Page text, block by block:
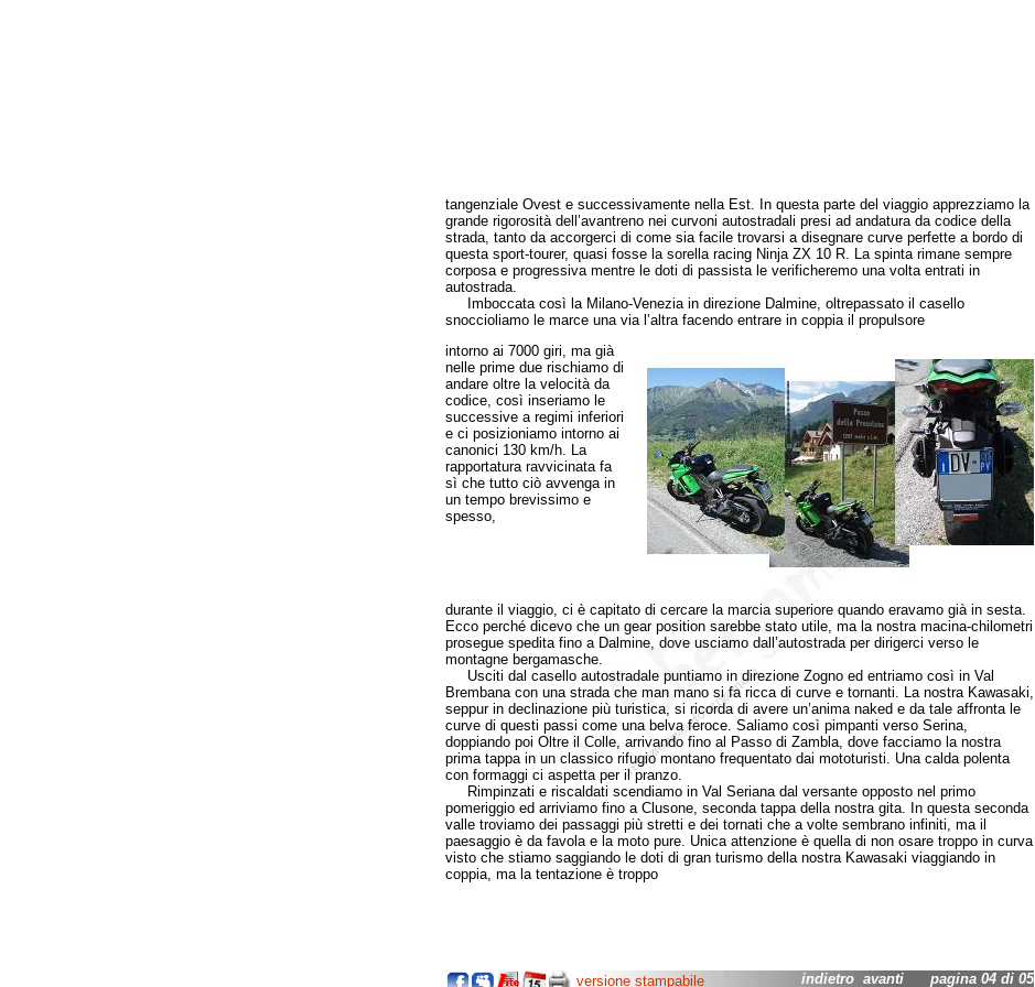
tangenziale Ovest e successivamente nella Est. In questa parte del viaggio apprezziamo la
grande rigorosità dell’avantreno nei curvoni autostradali presi ad andatura da codice della
strada, tanto da accorgerci di come sia facile trovarsi a disegnare curve perfette a bordo di
questa sport-tourer, quasi fosse la sorella racing Ninja ZX 10 R. La spinta rimane sempre
corposa e progressiva mentre le doti di passista le verificheremo una volta entrati in
autostrada.
Imboccata così la Milano-Venezia in direzione Dalmine, oltrepassato il casello
snoccioliamo le marce una via l’altra facendo entrare in coppia il propulsore
intorno ai 7000 giri, ma già
nelle prime due rischiamo di
andare oltre la velocità da
codice, così inseriamo le
successive a regimi inferiori
e ci posizioniamo intorno ai
canonici 130 km/h. La
rapportatura ravvicinata fa
sì che tutto ciò avvenga in
un tempo brevissimo e
spesso,
durante il viaggio, ci è capitato di cercare la marcia superiore quando eravamo già in sesta.
Ecco perché dicevo che un gear position sarebbe stato utile, ma la nostra macina-chilometri
prosegue spedita fino a Dalmine, dove usciamo dall’autostrada per dirigerci verso le
montagne bergamasche.
Usciti dal casello autostradale puntiamo in direzione Zogno ed entriamo così in Val
Brembana con una strada che man mano si fa ricca di curve e tornanti. La nostra Kawasaki,
seppur in declinazione più turistica, si ricorda di avere un’anima naked e da tale affronta le
curve di questi passi come una belva feroce. Saliamo così pimpanti verso Serina,
doppiando poi Oltre il Colle, arrivando fino al Passo di Zambla, dove facciamo la nostra
prima tappa in un classico rifugio montano frequentato dai mototuristi. Una calda polenta
con formaggi ci aspetta per il pranzo.
Rimpinzati e riscaldati scendiamo in Val Seriana dal versante opposto nel primo
pomeriggio ed arriviamo fino a Clusone, seconda tappa della nostra gita. In questa seconda
valle troviamo dei passaggi più stretti e dei tornati che a volte sembrano infiniti, ma il
paesaggio è da favola e la moto pure. Unica attenzione è quella di non osare troppo in curva
visto che stiamo saggiando le doti di gran turismo della nostra Kawasaki viaggiando in
coppia, ma la tentazione è troppo
versione stampabile indietro avantipagina 04 di 05